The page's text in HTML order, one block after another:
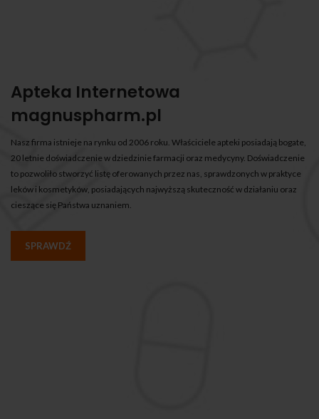
Apteka Internetowa
magnuspharm.pl
Nasz firma istnieje na rynku od 2006 roku. Właściciele apteki posiadają bogate,
20 letnie doświadczenie w dziedzinie farmacji oraz medycyny. Doświadczenie
to pozwoliło stworzyć listę oferowanych przez nas, sprawdzonych w praktyce
leków i kosmetyków, posiadających najwyższą skuteczność w działaniu oraz
cieszące się Państwa uznaniem.
SPRAWDŹ